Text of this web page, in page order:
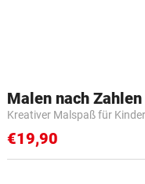
Kreativer Malspaß für Kinder
€19,90